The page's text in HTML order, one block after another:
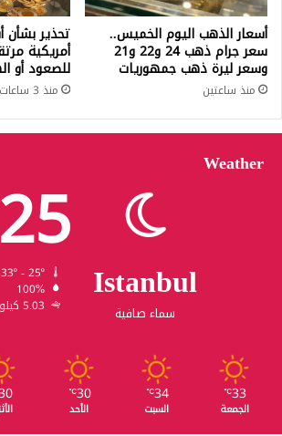
أسعار الذهب اليوم الخميس..
سعر جرام ذهب 24 و22 و21
وسعر ليرة ذهب جمهوريات
منذ ساعتين
تحذير بشأن
أمريكية
للصعود أو
منذ 3 ساعات
Weather
Istanbul
سماء صافية
25
100%
5.03 كيلومتر/ساعة
33
℃
الجمعة
34
℃
السبت
30
℃
الأحد